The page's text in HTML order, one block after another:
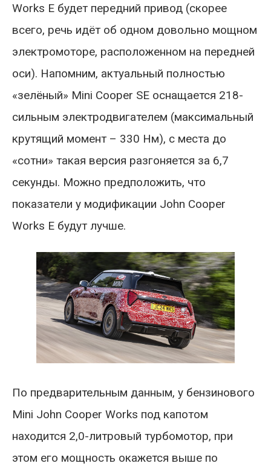
Works E будет передний привод (скорее
всего, речь идёт об одном довольно мощном
электромоторе, расположенном на передней
оси). Напомним, актуальный полностью
«зелёный» Mini Cooper SE оснащается 218-
сильным электродвигателем (максимальный
крутящий момент – 330 Нм), с места до
«сотни» такая версия разгоняется за 6,7
секунды. Можно предположить, что
показатели у модификации John Cooper
Works E будут лучше.
По предварительным данным, у бензинового
Mini John Cooper Works под капотом
находится 2,0-литровый турбомотор, при
этом его мощность окажется выше по